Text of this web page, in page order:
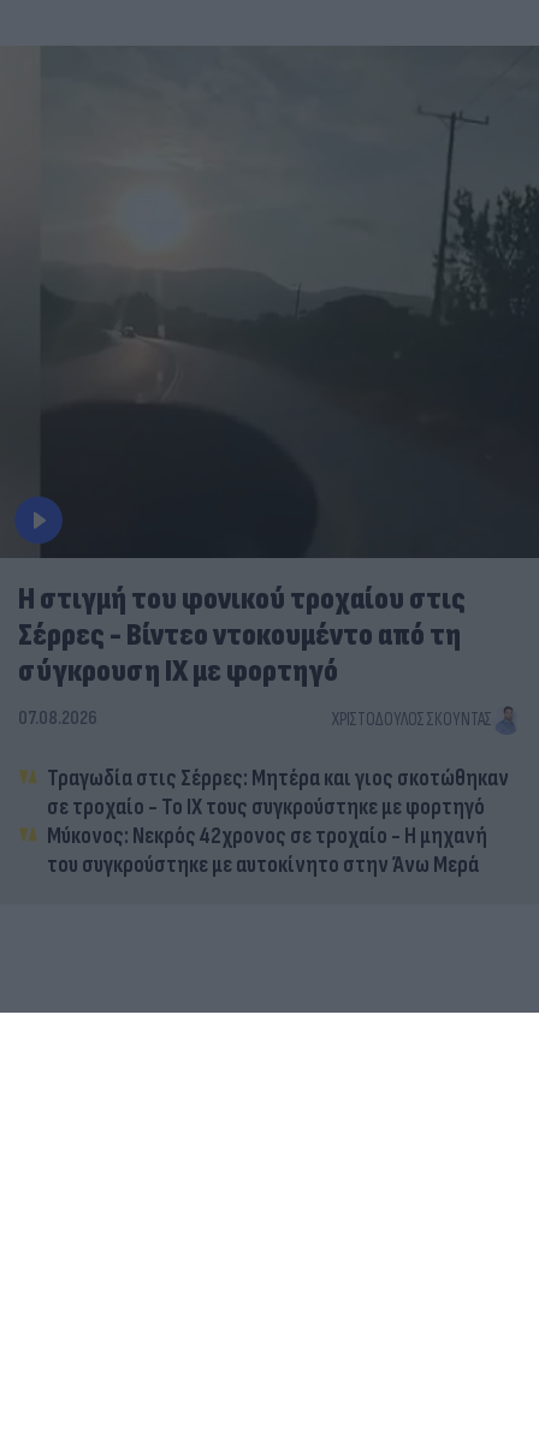
Η στιγμή του φονικού τροχαίου στις
Σέρρες - Βίντεο ντοκουμέντο από τη
σύγκρουση ΙΧ με φορτηγό
07.08.2026 ΧΡΙΣΤΌΔΟΥΛΟΣ ΣΚΟΎΝΤΑΣ
Τραγωδία στις Σέρρες: Μητέρα και γιος σκοτώθηκαν
σε τροχαίο - Το ΙΧ τους συγκρούστηκε με φορτηγό
Μύκονος: Νεκρός 42χρονος σε τροχαίο - Η μηχανή
του συγκρούστηκε με αυτοκίνητο στην Άνω Μερά